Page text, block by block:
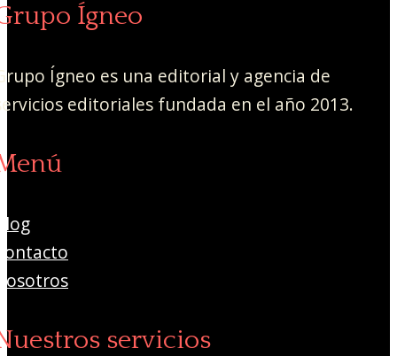
Ígneo
Ígneo es una editorial y agencia de
editoriales fundada en el año 2013.
servicios